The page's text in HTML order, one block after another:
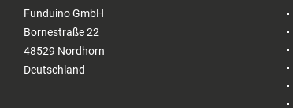
Funduino GmbH
Bornestraße 22
48529 Nordhorn
Deutschland